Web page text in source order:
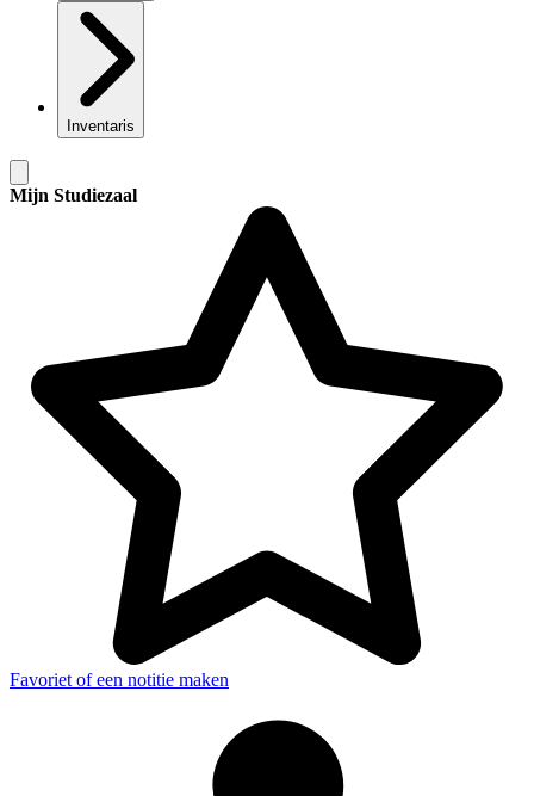
Inventaris
Mijn Studiezaal
Favoriet of een notitie maken